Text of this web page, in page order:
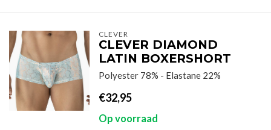
CLEVER
CLEVER DIAMOND
LATIN BOXERSHORT
Polyester 78% - Elastane 22%
€32,95
Op voorraad